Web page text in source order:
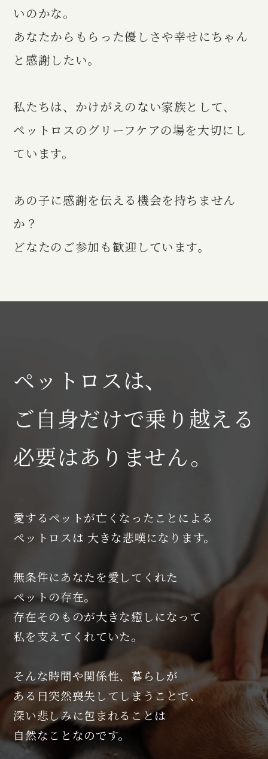
いのかな。
あなたからもらった優しさや幸せにちゃん
と感謝したい。
私たちは、かけがえのない家族として、
ペットロスのグリーフケアの場を大切にし
ています。
あの子に感謝を伝える機会を持ちません
か？
どなたのご参加も歓迎しています。
ペットロスは、
ご自身だけで乗り越える
必要はありません。
愛するペットが亡くなったことによる
ペットロスは 大きな悲嘆になります。
無条件にあなたを愛してくれた
ペットの存在。
存在そのものが大きな癒しになって
私を支えてくれていた。
そんな時間や関係性、暮らしが
ある日突然喪失してしまうことで、
深い悲しみに包まれることは
自然なことなのです。